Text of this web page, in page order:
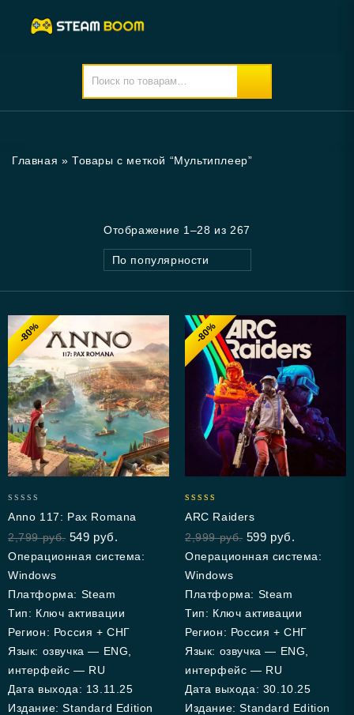
Главная »Товары с меткой “Мультиплеер”
Отображение 1–28 из 267
По популярности
-80%
out
of
5
Anno 117: Pax Romana
2,799руб. 549 руб.
Операционная система:
Windows
Платформа: Steam
Тип: Ключ активации
Регион: Россия + СНГ
Язык: озвучка — ENG,
интерфейс — RU
Дата выхода: 13.11.25
Издание: Standard Edition
-80%
out of 5
ARC Raiders
2,999руб. 599 руб.
Операционная система:
Windows
Платформа: Steam
Тип: Ключ активации
Регион: Россия + СНГ
Язык: озвучка — ENG,
интерфейс — RU
Дата выхода: 30.10.25
Издание: Standard Edition